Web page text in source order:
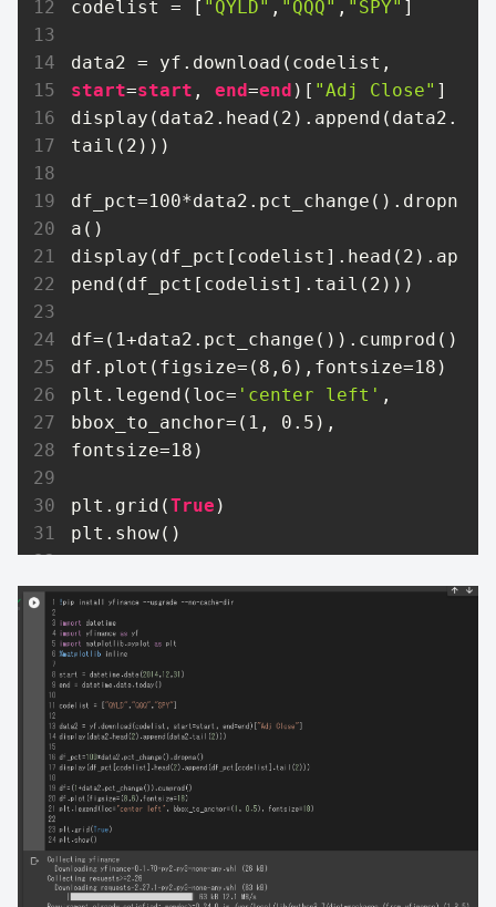
codelist = [ "QYLD" , "QQQ" , "SPY" ]
start=start , end=end )[ "Adj Close" ]
display(data2.head( 2 ).append(data2.
tail( 2 )))
df_pct=100*data2.pct_change().dropn
a()
display(df_pct[codelist].head( 2 ).ap
pend(df_pct[codelist].tail( 2 )))
df=( 1+data2.pct_change()).cumprod()
df.plot(figsize=( 8 , 6 ),fontsize=18 )
plt.legend(loc= 'center left' ,
bbox_to_anchor=( 1 , 0.5 ),
fontsize=18 )
plt.grid(True )
plt.show()